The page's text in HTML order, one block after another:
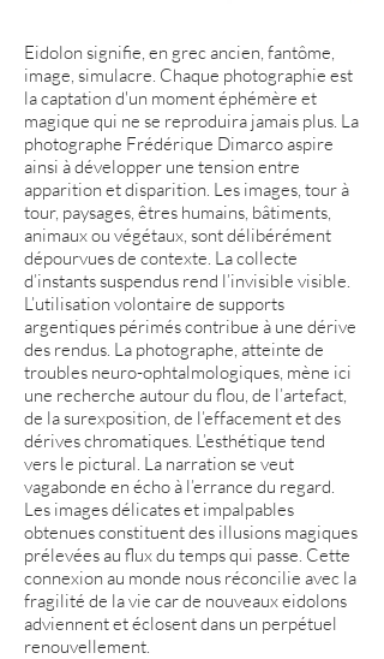
Eidolon signifie, en grec ancien, fantôme,
image, simulacre. Chaque photographie est
la captation d'un moment éphémère et
magique qui ne se reproduira jamais plus. La
photographe Frédérique Dimarco aspire
ainsi à développer une tension entre
apparition et disparition. Les images, tour à
tour, paysages, êtres humains, bâtiments,
animaux ou végétaux, sont délibérément
dépourvues de contexte. La collecte
d’instants suspendus rend l’invisible visible.
L’utilisation volontaire de supports
argentiques périmés contribue à une dérive
des rendus. La photographe, atteinte de
troubles neuro-ophtalmologiques, mène ici
une recherche autour du flou, de l’artefact,
de la surexposition, de l’effacement et des
dérives chromatiques. L’esthétique tend
vers le pictural. La narration se veut
vagabonde en écho à l’errance du regard.
Les images délicates et impalpables
obtenues constituent des illusions magiques
prélevées au flux du temps qui passe. Cette
connexion au monde nous réconcilie avec la
fragilité de la vie car de nouveaux eidolons
adviennent et éclosent dans un perpétuel
renouvellement.